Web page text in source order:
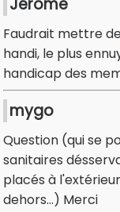
Jérôme
Faudrait mettre
handi, le plus
handicap des
mygo
Question (qui se
sanitaires
placés à
dehors...) Merci